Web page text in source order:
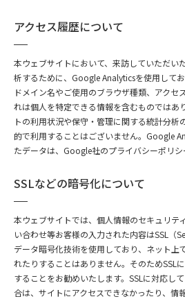
アクセス履歴について
本ウェブサイトにおいて、来訪していただい
析するために、Google Analyticsを使用して
ドメイン名やご使用のブラウザ種類、アクセ
れは個人を特定できる情報を含むものではあ
トの利用状況や保守・管理に関する統計分析
的で利用することはございません。Google
たデータは、Google社のプライバシーポリシ
SSLなどの暗号化について
本ウェブサイトでは、個人情報のセキュリテ
い合わせ等お客様の入力された内容はSSL（
データ暗号化技術を使用しており、ネット上
れたりすることはありません。そのためSSL
することをお勧めいたします。SSLに対応し
合は、サイトにアクセスできなかったり、情